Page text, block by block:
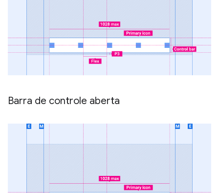
Barra de controle aberta